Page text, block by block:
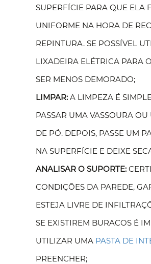
SUPERFÍCIE PARA QUE ELA
UNIFORME NA HORA DE
REPINTURA. SE POSSÍVEL
LIXADEIRA ELÉTRICA PARA
SER MENOS DEMORADO;
LIMPAR: A LIMPEZA É
PASSAR UMA VASSOURA
DE PÓ. DEPOIS, PASSE UM
NA SUPERFÍCIE E DEIXE
ANALISAR O SUPORTE:
CONDIÇÕES DA PAREDE,
ESTEJA LIVRE DE
SE EXISTIREM BURACOS É
UTILIZAR UMA PASTA DE
PREENCHER;